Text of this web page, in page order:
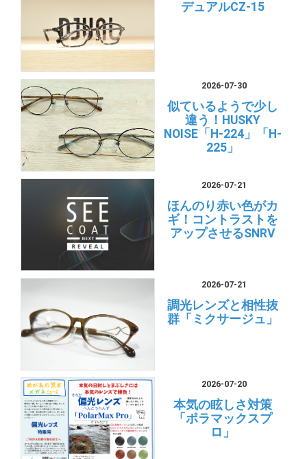
デュアルCZ-15
2026-07-30
似ているようで少し
違う！HUSKY
NOISE「H-224」「H-
225」
2026-07-21
ほんのり赤い色がカ
ギ！コントラストを
アップさせるSNRV
2026-07-21
調光レンズと相性抜
群「ミクサージュ」
2026-07-20
本気の眩しさ対策
「ポラマックスプ
ロ」